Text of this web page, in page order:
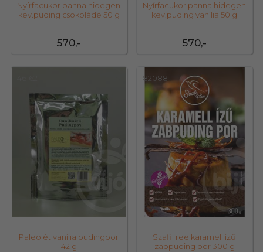
570,-
Nyírfacukor panna hidegen
kev.puding csokoládé 50 g
570,-
Nyírfacukor panna hidegen
kev.puding vanília 50 g
Paleolét vanília pudingpor
42 g
82088
Szafi free karamell ízű
zabpuding por 300 g